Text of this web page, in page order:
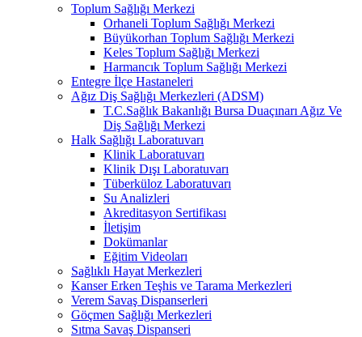
Toplum Sağlığı Merkezi
Orhaneli Toplum Sağlığı Merkezi
Büyükorhan Toplum Sağlığı Merkezi
Keles Toplum Sağlığı Merkezi
Harmancık Toplum Sağlığı Merkezi
Entegre İlçe Hastaneleri
Ağız Diş Sağlığı Merkezleri (ADSM)
T.C.Sağlık Bakanlığı Bursa Duaçınarı Ağız Ve
Diş Sağlığı Merkezi
Halk Sağlığı Laboratuvarı
Klinik Laboratuvarı
Klinik Dışı Laboratuvarı
Tüberküloz Laboratuvarı
Su Analizleri
Akreditasyon Sertifikası
İletişim
Dokümanlar
Eğitim Videoları
Sağlıklı Hayat Merkezleri
Kanser Erken Teşhis ve Tarama Merkezleri
Verem Savaş Dispanserleri
Göçmen Sağlığı Merkezleri
Sıtma Savaş Dispanseri